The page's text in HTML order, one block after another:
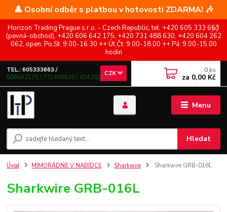
👤 Osobní odběr s platbou v hotovosti ZDARMA! 🎶
Horizon Trading Prague s.r.o. - Czech Republic, tel: +420 605 333 663
(pevná-obchod), +420 606 642 175, +420 731 488 630, +420 604 262
062, open: Po,St: 9.00-16.30 ++ Út,Čt: 9.00-18.00 ++ Pá: 9.00-15.00
hodin
Menu
CZK
Hledat
TEL.: 605333663 /
606642175 / 731488630 / 604262062
0 ks
za 0,00 Kč
Úvod MIMOŘÁDNĚ V NABÍDCE Sharkwire Sharkwire GRB-016L
Sharkwire GRB-016L